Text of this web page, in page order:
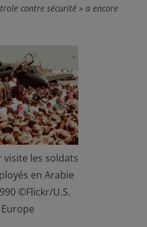
contre sécurité » a encore
visite les soldats
en Arabie
©Flickr/U.S.